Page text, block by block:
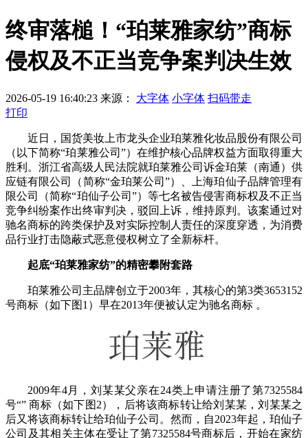
终审落槌！“珀莱雅家纺”商标
侵权及不正当竞争案判决生效
2026-05-19 16:40:23 来源： 大字体 小字体 扫码带走
打印
近日，国货美妆上市龙头企业珀莱雅化妆品股份有限公司
（以下简称“珀莱雅公司”）在维护核心品牌权益方面取得重大
胜利。浙江省高级人民法院就珀莱雅公司诉金珀莱（南通）供
应链有限公司（简称“金珀莱公司”）、上海珀仙子品牌管理有
限公司（简称“珀仙子公司”）等七名被告侵害商标权及不正当
竞争纠纷案作出终审判决，驳回上诉，维持原判。该案通过对
驰名商标的跨类保护及对实际控制人责任的深度穿透，为消费
品行业打击隐蔽式恶意侵权树立了全新标杆。
起底“珀莱雅家纺”的精密攀附套路
珀莱雅公司主品牌创立于2003年，其核心的第3类3653152
号商标（如下图1）早在2013年便被认定为驰名商标 。
2009年4月，刘某某父亲在24类上申请注册了第7325584
号“” 商标（如下图2），后将该商标转让给刘某某，刘某某之
后又将该商标转让给珀仙子公司。然而，自2023年起，珀仙子
公司及其相关主体在受让了第7325584号商标后，开始在家纺